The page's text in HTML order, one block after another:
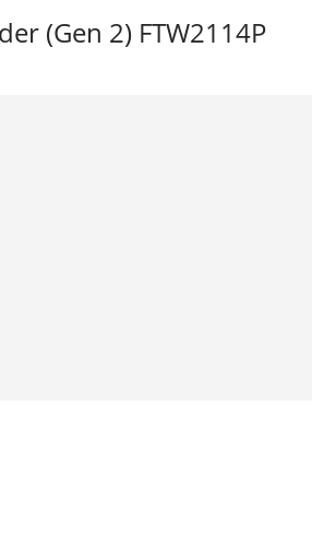
(Gen 2) FTW2114P